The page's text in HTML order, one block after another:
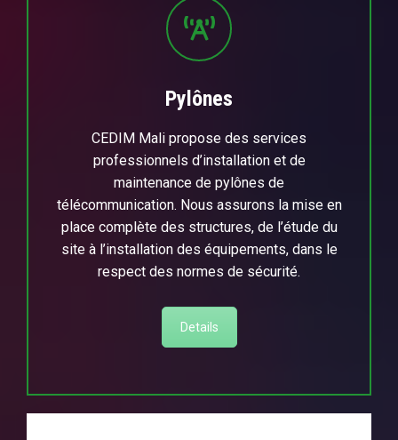
Pylônes
CEDIM Mali propose des services
professionnels d’installation et de
maintenance de pylônes de
télécommunication. Nous assurons la mise en
place complète des structures, de l’étude du
site à l’installation des équipements, dans le
respect des normes de sécurité.
Details